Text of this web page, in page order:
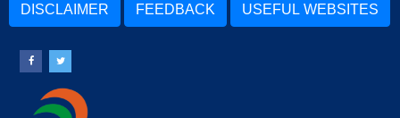
DISCLAIMER FEEDBACK USEFUL WEBSITES